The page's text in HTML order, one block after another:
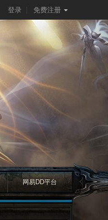
登录 免费注册
网易DD平台